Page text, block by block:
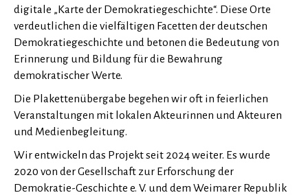
digitale „Karte der Demokratiegeschichte“. Diese Orte
verdeutlichen die vielfältigen Facetten der deutschen
Demokratiegeschichte und betonen die Bedeutung von
Erinnerung und Bildung für die Bewahrung
demokratischer Werte.
Die Plakettenübergabe begehen wir oft in feierlichen
Veranstaltungen mit lokalen Akteurinnen und Akteuren
und Medienbegleitung.
Wir entwickeln das Projekt seit 2024 weiter. Es wurde
2020 von der Gesellschaft zur Erforschung der
Demokratie-Geschichte e. V. und dem Weimarer Republik